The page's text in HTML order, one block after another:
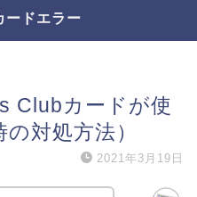
ードエラー
Clubカードが使
対処方法）
2021年3月19日